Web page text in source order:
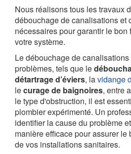
Nous réalisons tous les travaux
débouchage de canalisations et
nécessaires pour garantir le bon
votre système.
Le débouchage de
problèmes, tels que le
détartrage d’éviers, lavidange
lecurage de baignoires, entre
le type d'obstruction, il est
plombier expérimenté. Un
identifier la cause du problème
manière efficace pour assurer le
de vos installations sanitaires.